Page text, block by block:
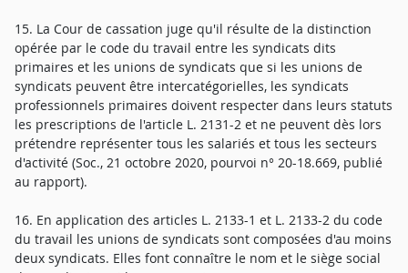
15. La Cour de cassation juge qu'il résulte de la distinction
opérée par le code du travail entre les syndicats dits
primaires et les unions de syndicats que si les unions de
syndicats peuvent être intercatégorielles, les syndicats
professionnels primaires doivent respecter dans leurs statuts
les prescriptions de l'article L. 2131-2 et ne peuvent dès lors
prétendre représenter tous les salariés et tous les secteurs
d'activité (Soc., 21 octobre 2020, pourvoi n° 20-18.669, publié
au rapport).
16. En application des articles L. 2133-1 et L. 2133-2 du code
du travail les unions de syndicats sont composées d'au moins
deux syndicats. Elles font connaître le nom et le siège social